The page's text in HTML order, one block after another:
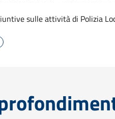
sulle attività di Polizia